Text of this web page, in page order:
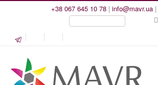
+38 067 645 10 78 | info@mavr.ua |